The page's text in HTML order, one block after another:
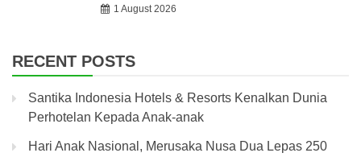
1 August 2026
RECENT POSTS
Santika Indonesia Hotels & Resorts Kenalkan Dunia
Perhotelan Kepada Anak-anak
Hari Anak Nasional, Merusaka Nusa Dua Lepas 250